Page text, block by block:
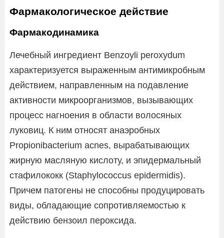
Фармакологическое действие
Фармакодинамика
Лечебный ингредиент Benzoyli peroxydum
характеризуется выраженным антимикробным
действием, направленным на подавление
активности микроорганизмов, вызывающих
процесс нагноения в области волосяных
луковиц. К ним относят анаэробных
Propionibacterium acnes, вырабатывающих
жирную масляную кислоту, и эпидермальный
стафилококк (Staphylococcus epidermidis).
Причем патогены не способны продуцировать
виды, обладающие сопротивляемостью к
действию бензоил пероксида.